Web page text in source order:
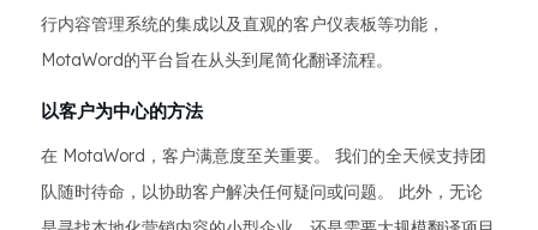
行内容管理系统的集成以及直观的客户仪表板等功能，
MotaWord的平台旨在从头到尾简化翻译流程。
以客户为中心的方法
在 MotaWord，客户满意度至关重要。 我们的全天候支持团
队随时待命，以协助客户解决任何疑问或问题。 此外，无论